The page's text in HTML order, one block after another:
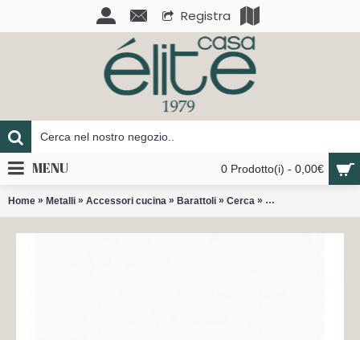
Registra
0 Prodotto(i) - 0,00€
MENU
Home » Metalli » Accessori cucina » Barattoli » Cerca » Barattolo King Kong